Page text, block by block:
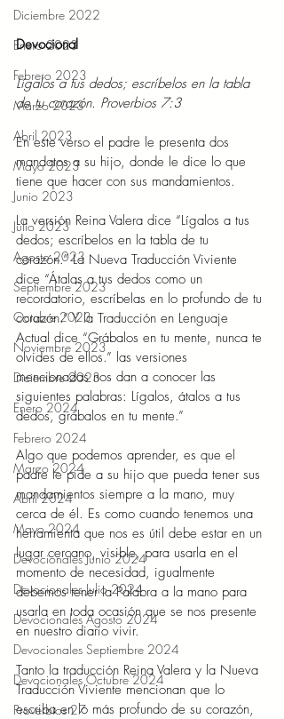
Diciembre 2022
Enero 2023
Febrero 2023
Marzo 2023
Abril 2023
Mayo 2023
Junio 2023
Julio 2023
Agosto 2023
Septiembre 2023
Octubre 2023
Noviembre 2023
Diciembre 2023
Enero 2024
Febrero 2024
Marzo 2024
Abril 2024
Mayo 2024
Devocionales Junio 2024
Devocionales Julio 2024
Devocionales Agosto 2024
Devocionales Septiembre 2024
Devocionales Octubre 2024
Proverbios 27
Devocional
Lígalos a tus dedos; escríbelos en la tabla
de tu corazón. Proverbios 7:3
En este verso el padre le presenta dos
mandatos a su hijo, donde le dice lo que
tiene que hacer con sus mandamientos.
La versión Reina Valera dice “Lígalos a tus
dedos; escríbelos en la tabla de tu
corazón.” La Nueva Traducción Viviente
dice “Átalas a tus dedos como un
recordatorio, escríbelas en lo profundo de tu
corazón.” Y la Traducción en Lenguaje
Actual dice “Grábalos en tu mente, nunca te
olvides de ellos.” las versiones
mencionadas nos dan a conocer las
siguientes palabras: Lígalos, átalos a tus
dedos, grábalos en tu mente.”
Algo que podemos aprender, es que el
padre le pide a su hijo que pueda tener sus
mandamientos siempre a la mano, muy
cerca de él. Es como cuando tenemos una
herramienta que nos es útil debe estar en un
lugar cercano, visible, para usarla en el
momento de necesidad, igualmente
debemos tener la Palabra a la mano para
usarla en toda ocasión que se nos presente
en nuestro diario vivir.
Tanto la traducción Reina Valera y la Nueva
Traducción Viviente mencionan que lo
escriba en lo más profundo de su corazón,